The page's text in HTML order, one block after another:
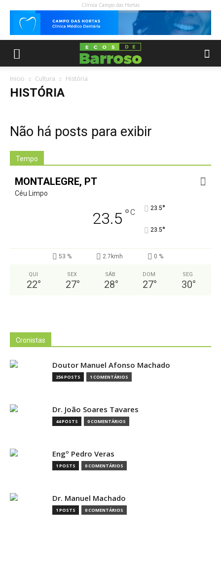
Clínica Campo das Hortas
Inicio Cultura História
HISTÓRIA
Não há posts para exibir
Tempo
MONTALEGRE, PT
Céu Limpo
23.5 °C 23.5°
23.5°
53 % 2.7kmh 0 %
QUI
22°
SEX
27°
SÁB
28°
DOM
27°
SEG
30°
Cronistas
Doutor Manuel Afonso Machado
256 POSTS 1 COMENTÁRIOS
Dr. João Soares Tavares
44 POSTS 0 COMENTÁRIOS
Engº Pedro Veras
1 POSTS 0 COMENTÁRIOS
Dr. Manuel Machado
1 POSTS 0 COMENTÁRIOS